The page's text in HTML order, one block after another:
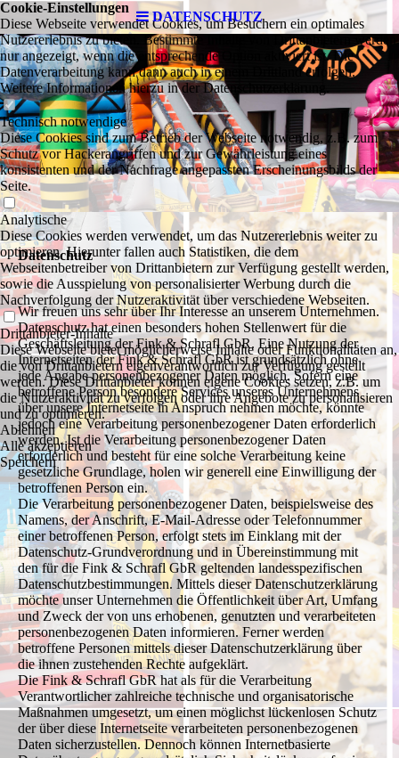
DATENSCHUTZ
Datenschutz
Wir freuen uns sehr über Ihr Interesse an unserem Unternehmen.
Datenschutz hat einen besonders hohen Stellenwert für die
Geschäftsleitung der Fink & Schrafl GbR. Eine Nutzung der
Internetseiten der Fink & Schrafl GbR ist grundsätzlich ohne
jede Angabe personenbezogener Daten möglich. Sofern eine
betroffene Person besondere Services unseres Unternehmens
über unsere Internetseite in Anspruch nehmen möchte, könnte
jedoch eine Verarbeitung personenbezogener Daten erforderlich
werden. Ist die Verarbeitung personenbezogener Daten
erforderlich und besteht für eine solche Verarbeitung keine
gesetzliche Grundlage, holen wir generell eine Einwilligung der
betroffenen Person ein.
Die Verarbeitung personenbezogener Daten, beispielsweise des
Namens, der Anschrift, E-Mail-Adresse oder Telefonnummer
einer betroffenen Person, erfolgt stets im Einklang mit der
Datenschutz-Grundverordnung und in Übereinstimmung mit
den für die Fink & Schrafl GbR geltenden landesspezifischen
Datenschutzbestimmungen. Mittels dieser Datenschutzerklärung
möchte unser Unternehmen die Öffentlichkeit über Art, Umfang
und Zweck der von uns erhobenen, genutzten und verarbeiteten
personenbezogenen Daten informieren. Ferner werden
betroffene Personen mittels dieser Datenschutzerklärung über
die ihnen zustehenden Rechte aufgeklärt.
Die Fink & Schrafl GbR hat als für die Verarbeitung
Verantwortlicher zahlreiche technische und organisatorische
Maßnahmen umgesetzt, um einen möglichst lückenlosen Schutz
der über diese Internetseite verarbeiteten personenbezogenen
Daten sicherzustellen. Dennoch können Internetbasierte
Cookie-Einstellungen
Diese Webseite verwendet Cookies, um Besuchern ein optimales
Nutzererlebnis zu bieten. Bestimmte Inhalte von Drittanbietern werden
nur angezeigt, wenn die entsprechende Option aktiviert ist. Die
Datenverarbeitung kann dann auch in einem Drittland erfolgen.
Weitere Informationen hierzu in der Datenschutzerklärung.
Technisch notwendige
Diese Cookies sind zum Betrieb der Webseite notwendig, z.B. zum
Schutz vor Hackerangriffen und zur Gewährleistung eines
konsistenten und der Nachfrage angepassten Erscheinungsbilds der
Seite.
Analytische
Diese Cookies werden verwendet, um das Nutzererlebnis weiter zu
optimieren. Hierunter fallen auch Statistiken, die dem
Webseitenbetreiber von Drittanbietern zur Verfügung gestellt werden,
sowie die Ausspielung von personalisierter Werbung durch die
Nachverfolgung der Nutzeraktivität über verschiedene Webseiten.
Drittanbieter-Inhalte
Diese Webseite bietet möglicherweise Inhalte oder Funktionalitäten an,
die von Drittanbietern eigenverantwortlich zur Verfügung gestellt
werden. Diese Drittanbieter können eigene Cookies setzen, z.B. um
die Nutzeraktivität zu verfolgen oder ihre Angebote zu personalisieren
und zu optimieren.
Ablehnen
Alle akzeptieren
Speichern